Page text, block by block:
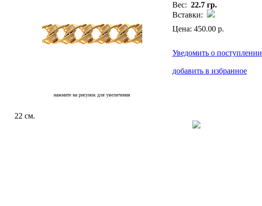
нажмите на рисунок для увеличения
Вес: 22.7 гр.
Вставки:
Цена: 450.00 р.
Уведомить о поступлении
добавить в избранное
22 см.